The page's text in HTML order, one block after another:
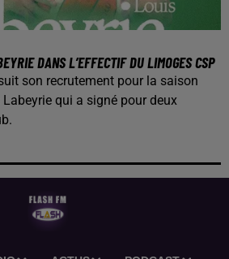
DANS L’EFFECTIF DU LIMOGES CSP
son recrutement pour la saison
Labeyrie qui a signé pour deux